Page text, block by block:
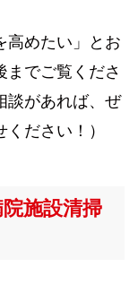
高めたい」とお
までご覧くださ
談があれば、ぜ
ださい！）
施設清掃